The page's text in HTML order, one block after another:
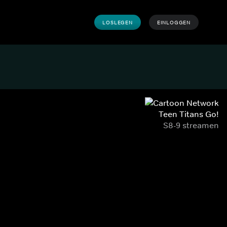
LOSLEGEN EINLOGGEN
Teen Titans Go!
S8-9 streamen